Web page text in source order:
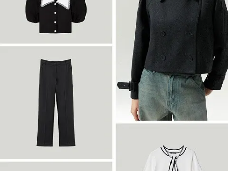
Джинсовый жилет с леопардовым
принтом
GL112/lewpard
SALE
Войти